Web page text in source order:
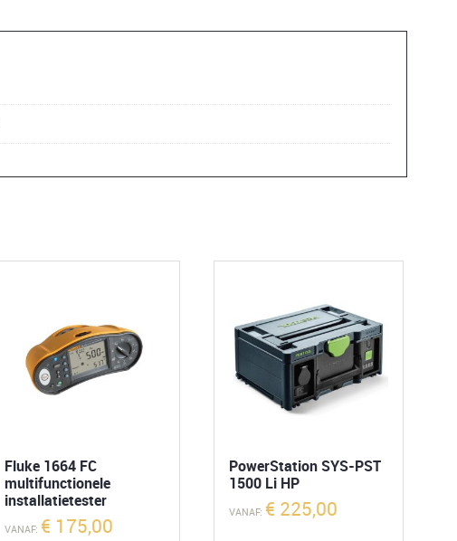
Fluke 1664 FC
multifunctionele
installatietester
VANAF:€ 175,00
PowerStation SYS-PST
1500 Li HP
VANAF: € 225,00